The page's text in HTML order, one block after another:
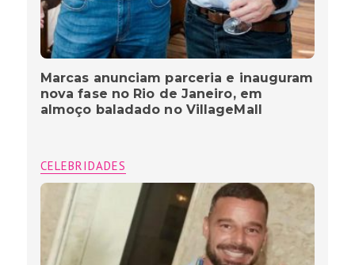
Marcas anunciam parceria e inauguram
nova fase no Rio de Janeiro, em
almoço baladado no VillageMall
CELEBRIDADES